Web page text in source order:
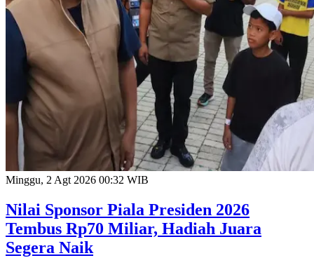
Minggu, 2 Agt 2026 00:32 WIB
Nilai Sponsor Piala Presiden 2026
Tembus Rp70 Miliar, Hadiah Juara
Segera Naik